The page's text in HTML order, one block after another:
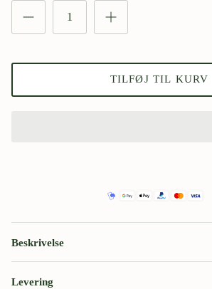
TILFØJ TIL KURV
Beskrivelse
Levering